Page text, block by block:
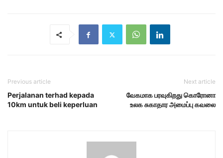
Previous article
Perjalanan terhad kepada
10km untuk beli keperluan
Next article
வேகமாக பரவுகிறது கொரோனா
உலக சுகாதார அமைப்பு கவலை